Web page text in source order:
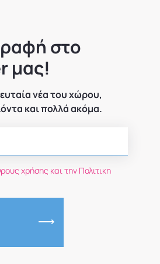
στο
μας!
νέα του χώρου,
και πολλά ακόμα.
χρήσης και την Πολιτικη